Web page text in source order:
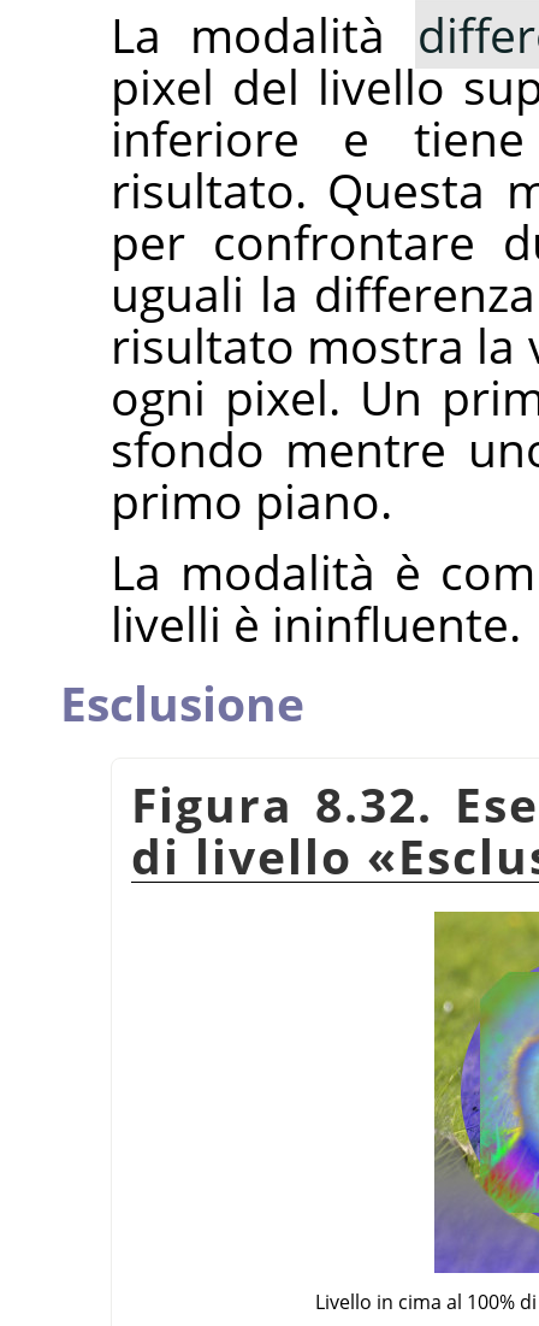
La modalità
pixel del livello
inferiore e
risultato. Questa
per confrontare
uguali la
risultato mostra la
ogni pixel. Un
sfondo mentre
primo piano.
La modalità è
livelli è ininfluente.
Esclusione
Figura 8.32.
di livello «
Livello in cima al 100%